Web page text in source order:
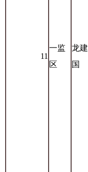
11
一监
区
龙建
国